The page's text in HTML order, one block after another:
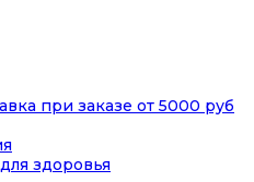
при заказе от 5000 руб
здоровья